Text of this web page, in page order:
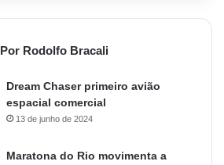
Por Rodolfo Bracali
Dream Chaser primeiro avião
espacial comercial
13 de junho de 2024
Maratona do Rio movimenta a